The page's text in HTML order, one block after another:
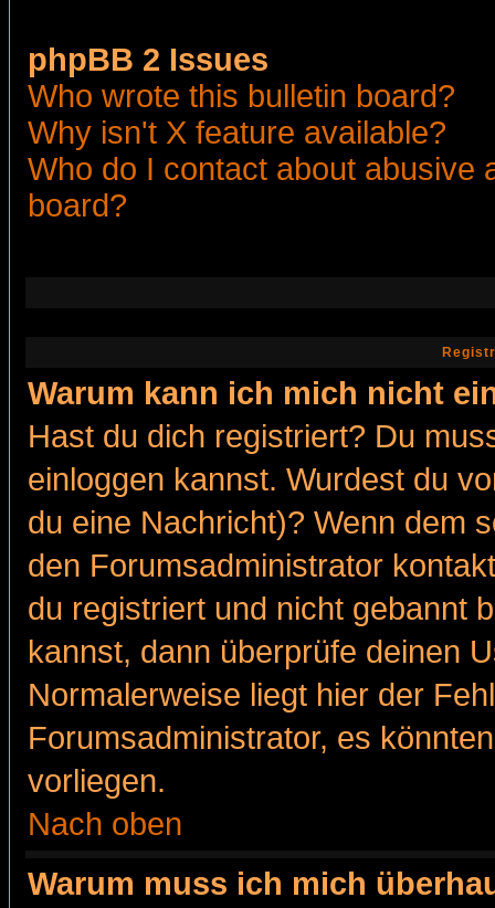
phpBB 2 Issues
Who wrote this bulletin board?
Why isn't X feature available?
Who do I contact about abusive
board?
Warum kann ich mich nicht
Hast du dich registriert? Du
einloggen kannst. Wurdest du
du eine Nachricht)? Wenn dem
den Forumsadministrator
du registriert und nicht gebannt
kannst, dann überprüfe deinen
Normalerweise liegt hier der
Forumsadministrator, es
vorliegen.
Nach oben
Warum muss ich mich